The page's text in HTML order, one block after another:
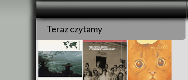
Teraz czytamy